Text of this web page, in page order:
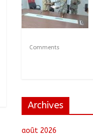
Comments
août 7, 2026
Archives
août 2026